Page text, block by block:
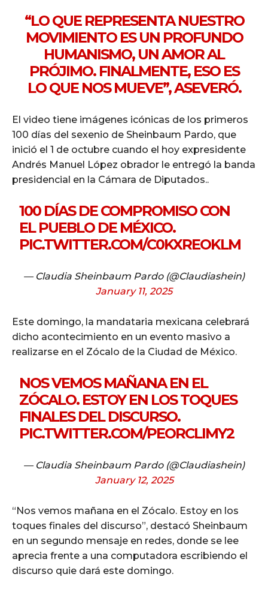
“LO QUE REPRESENTA NUESTRO
MOVIMIENTO ES UN PROFUNDO
HUMANISMO, UN AMOR AL
PRÓJIMO. FINALMENTE, ESO ES
LO QUE NOS MUEVE”, ASEVERÓ.
El video tiene imágenes icónicas de los primeros
100 días del sexenio de Sheinbaum Pardo, que
inició el 1 de octubre cuando el hoy expresidente
Andrés Manuel López obrador le entregó la banda
presidencial en la Cámara de Diputados..
100 DÍAS DE COMPROMISO CON
EL PUEBLO DE MÉXICO.
PIC.TWITTER.COM/C0KXREOKLM
— Claudia Sheinbaum Pardo (@Claudiashein)
January 11, 2025
Este domingo, la mandataria mexicana celebrará
dicho acontecimiento en un evento masivo a
realizarse en el Zócalo de la Ciudad de México.
NOS VEMOS MAÑANA EN EL
ZÓCALO. ESTOY EN LOS TOQUES
FINALES DEL DISCURSO.
PIC.TWITTER.COM/PEORCLIMY2
— Claudia Sheinbaum Pardo (@Claudiashein)
January 12, 2025
“Nos vemos mañana en el Zócalo. Estoy en los
toques finales del discurso”, destacó Sheinbaum
en un segundo mensaje en redes, donde se lee
aprecia frente a una computadora escribiendo el
discurso quie dará este domingo.